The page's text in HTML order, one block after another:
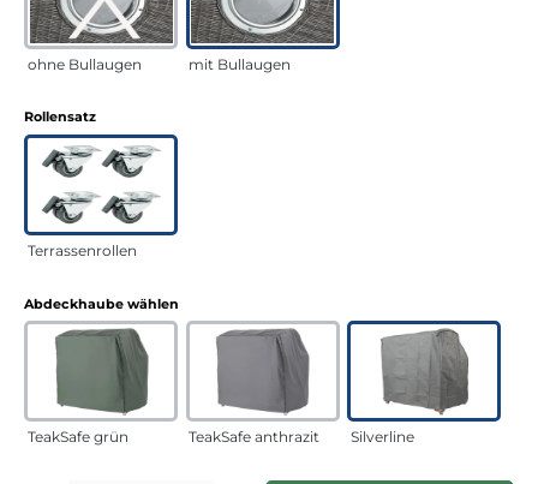
ohne Bullaugen mit Bullaugen
Rollensatzauswählen
Terrassenrollen
Abdeckhaube wählen
TeakSafe grün TeakSafe anthrazit Silverline